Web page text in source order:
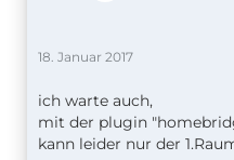
18. Januar 2017
ich warte auch,
mit der plugin
kann leider nur der